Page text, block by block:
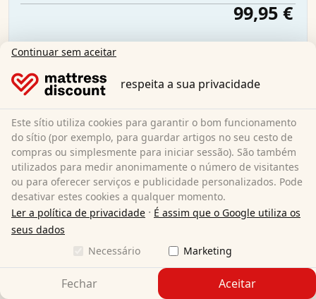
99,95 €
Saiba mais
Continuar sem aceitar
respeita a sua privacidade
Este sítio utiliza cookies para garantir o bom funcionamento
do sítio (por exemplo, para guardar artigos no seu cesto de
compras ou simplesmente para iniciar sessão). São também
utilizados para medir anonimamente o número de visitantes
ou para oferecer serviços e publicidade personalizados. Pode
desativar estes cookies a qualquer momento.
Ler a política de privacidade · É assim que o Google utiliza os
seus dados
Necessário
Marketing
Fechar Aceitar